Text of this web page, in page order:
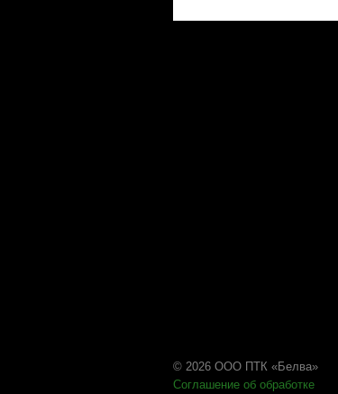
© 2026 ООО ПТК «Белва»
Соглашение об обработке